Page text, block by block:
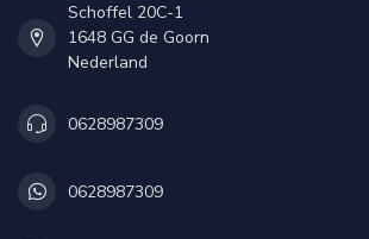
Schoffel 20C-1
1648 GG de Goorn
Nederland
0628987309
0628987309